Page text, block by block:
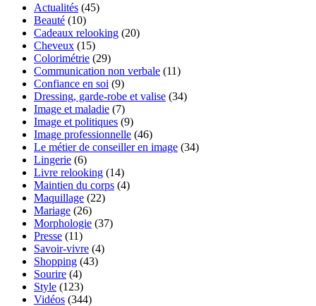
Actualités (45)
Beauté (10)
Cadeaux relooking (20)
Cheveux (15)
Colorimétrie (29)
Communication non verbale (11)
Confiance en soi (9)
Dressing, garde-robe et valise (34)
Image et maladie (7)
Image et politiques (9)
Image professionnelle (46)
Le métier de conseiller en image (34)
Lingerie (6)
Livre relooking (14)
Maintien du corps (4)
Maquillage (22)
Mariage (26)
Morphologie (37)
Presse (11)
Savoir-vivre (4)
Shopping (43)
Sourire (4)
Style (123)
Vidéos (344)